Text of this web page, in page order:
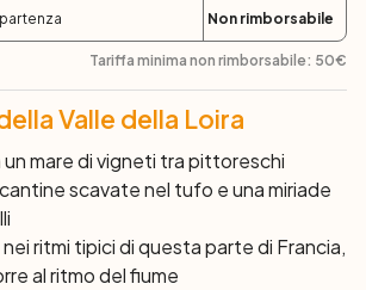
Non rimborsabile
Tariffa minima non rimborsabile: 50€
Valle della Loira
un mare di vigneti tra pittoreschi
scavate nel tufo e una miriade
ritmi tipici di questa parte di Francia,
al ritmo del fiume